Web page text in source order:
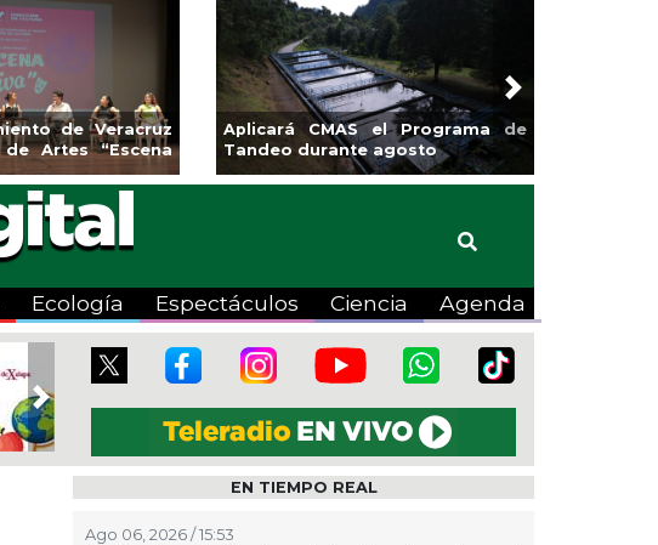
Aplicará CMAS el Programa de
Tandeo durante agosto
Guarniciones y banquetas para
colonia El Mango en Pánuco
Next
Ecología Espectáculos Ciencia Agenda
Next
EN TIEMPO REAL
Ago 06, 2026 / 15:53